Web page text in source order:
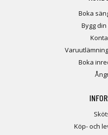
Boka
Bygg
Boka
Köp- och